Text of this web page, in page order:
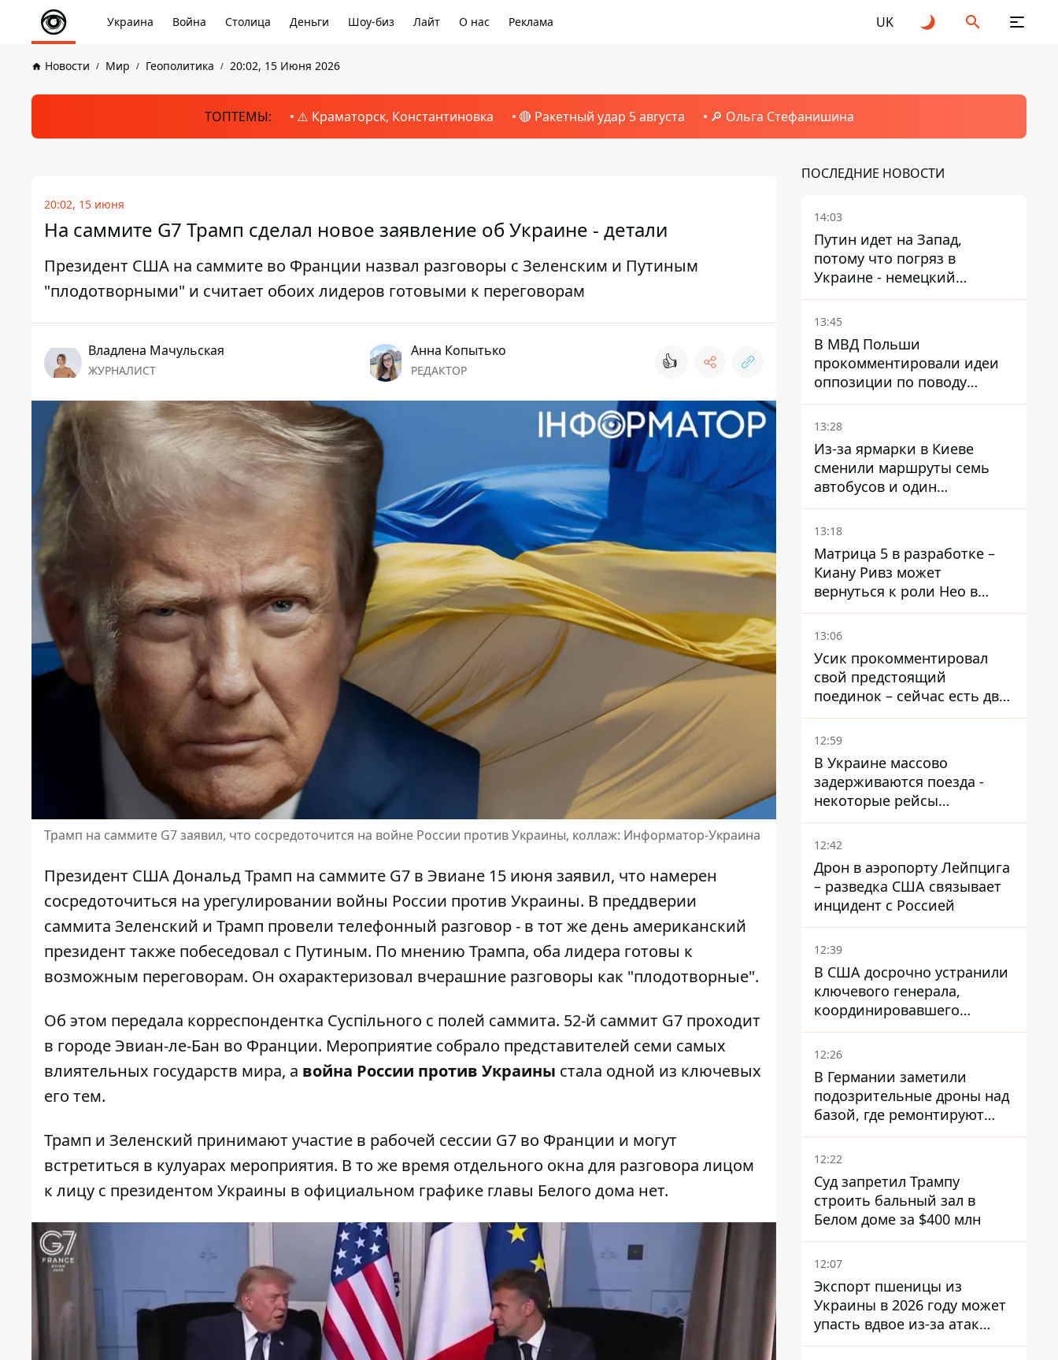
Украина Война Столица Деньги Шоу-биз Лайт О нас Реклама UK
Новости Мир Геополитика 20:02, 15 Июня 2026
ТОПТЕМЫ: ⚠️ Краматорск, Константиновка 🔴 Ракетный удар 5 августа 🔎 Ольга Стефанишина
20:02, 15 июня
На саммите G7 Трамп сделал новое заявление об Украине - детали
Президент США на саммите во Франции назвал разговоры с Зеленским и Путиным
"плодотворными" и считает обоих лидеров готовыми к переговорам
Владлена Мачульская
ЖУРНАЛИСТ
Анна Копытько
РЕДАКТОР 👍
Трамп на саммите G7 заявил, что сосредоточится на войне России против Украины, коллаж: Информатор-Украина
Президент США Дональд Трамп на саммите G7 в Эвиане 15 июня заявил, что намерен
сосредоточиться на урегулировании войны России против Украины. В преддверии
саммита Зеленский и Трамп провели телефонный разговор- в тот же день американский
президент также побеседовал с Путиным. По мнению Трампа, оба лидера готовы к
возможным переговорам. Он охарактеризовал вчерашние разговоры как "плодотворные".
Об этом передала корреспондентка Суспільного с полей саммита. 52-й саммит G7 проходит
в городе Эвиан-ле-Бан во Франции. Мероприятие собрало представителей семи самых
влиятельных государств мира, а война России против Украины стала одной из ключевых
его тем.
Трамп и Зеленский принимают участие в рабочей сессии G7 во Франции и могут
встретиться в кулуарах мероприятия. В то же время отдельного окна для разговора лицом
к лицу с президентом Украины в официальном графике главы Белого дома нет.
ПОСЛЕДНИЕ НОВОСТИ
14:03
Путин идет на Запад,
потому что погряз в
Украине - немецкий
политик высказался о
планах РФ
13:45
В МВД Польши
прокомментировали идеи
оппозиции по поводу
депортации украинских
мужчин - абсурд и популизм
13:28
Из-за ярмарки в Киеве
сменили маршруты семь
автобусов и один
троллейбус
13:18
Матрица 5 в разработке –
Киану Ривз может
вернуться к роли Нео в
пятой части
13:06
Усик прокомментировал
свой предстоящий
поединок – сейчас есть два
варианта
12:59
В Украине массово
задерживаются поезда -
некоторые рейсы
опаздывают более чем на
12 часов
12:42
Дрон в аэропорту Лейпцига
– разведка США связывает
инцидент с Россией
12:39
В США досрочно устранили
ключевого генерала,
координировавшего
поддержку Украины -
причину умалчивают
12:26
В Германии заметили
подозрительные дроны над
базой, где ремонтируют
Patriot - СМИ
12:22
Суд запретил Трампу
строить бальный зал в
Белом доме за $400 млн
12:07
Экспорт пшеницы из
Украины в 2026 году может
упасть вдвое из-за атак
россиян по портам